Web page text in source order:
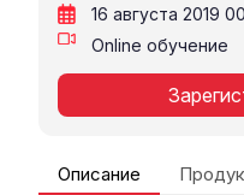
16 августа 2019
Online обучение
Описание